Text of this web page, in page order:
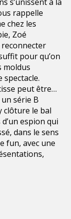
s’unissent à la
rappelle
chez les
Zoé
reconnecter
pour qu’on
moldus
peut être…
série B
clôture le bal
espion qui
dans le sens
fun, avec une